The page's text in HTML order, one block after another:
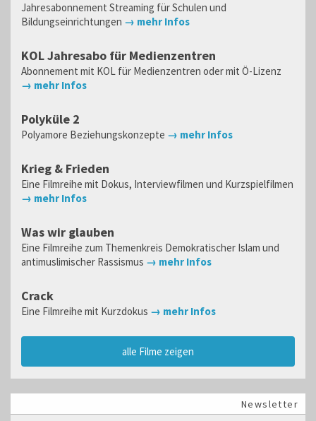
Jahresabonnement Streaming für Schulen und
Bildungseinrichtungen → mehr Infos
KOL Jahresabo für Medienzentren
Abonnement mit KOL für Medienzentren oder mit Ö-Lizenz
→ mehr Infos
Polyküle 2
Polyamore Beziehungskonzepte → mehr Infos
Krieg & Frieden
Eine Filmreihe mit Dokus, Interviewfilmen und Kurzspielfilmen
→ mehr Infos
Was wir glauben
Eine Filmreihe zum Themenkreis Demokratischer Islam und
antimuslimischer Rassismus → mehr Infos
Crack
Eine Filmreihe mit Kurzdokus → mehr Infos
alle Filme zeigen
Newsletter